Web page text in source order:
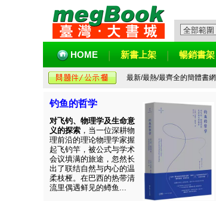
HOME 新書上架 暢銷書架
最新/最熱/最齊全的簡體書網
钓鱼的哲学
对飞钓、物理学及生命意
义的探索 ，当一位深耕物
理前沿的理论物理学家握
起飞钓竿，被公式与学术
会议填满的旅途，忽然长
出了联结自然与内心的温
柔枝桠。在巴西的热带清
流里偶遇鲜见的鳟鱼...